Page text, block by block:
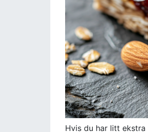
Hvis du har litt ekstra